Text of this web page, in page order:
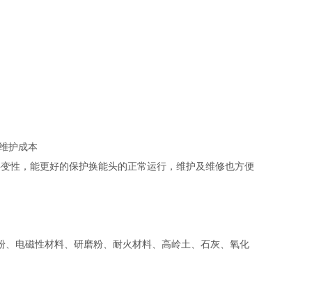
护成本
性，能更好的保护换能头的正常运行，维护及维修也方便
电磁性材料、研磨粉、耐火材料、高岭土、石灰、氧化